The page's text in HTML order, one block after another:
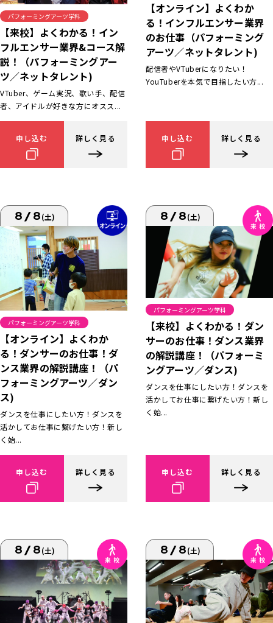
パフォーミングアーツ学科
【来校】よくわかる！イン
フルエンサー業界&コース解
説！（パフォーミングアー
ツ／ネットタレント)
VTuber、ゲーム実況、歌い手、配信
者、アイドルが好きな方にオスス...
申し込む 詳しく見る
【オンライン】よくわか
る！インフルエンサー業界
のお仕事（パフォーミング
アーツ／ネットタレント)
配信者やVTuberになりたい！
YouTuberを本気で目指したい方...
申し込む 詳しく見る
8/8(土)
パフォーミングアーツ学科
【オンライン】よくわか
る！ダンサーのお仕事！ダ
ンス業界の解説講座！（パ
フォーミングアーツ／ダン
ス)
ダンスを仕事にしたい方！ダンスを
活かしてお仕事に繋げたい方！新し
く始...
申し込む 詳しく見る
8/8(土)
パフォーミングアーツ学科
【来校】よくわかる！ダン
サーのお仕事！ダンス業界
の解説講座！（パフォーミ
ングアーツ／ダンス)
ダンスを仕事にしたい方！ダンスを
活かしてお仕事に繋げたい方！新し
く始...
申し込む 詳しく見る
8/8(土) 8/8(土)